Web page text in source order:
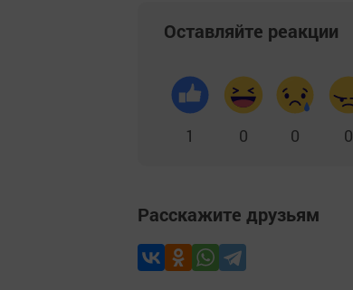
Оставляйте реакции
1 0 0 0
Расскажите друзьям